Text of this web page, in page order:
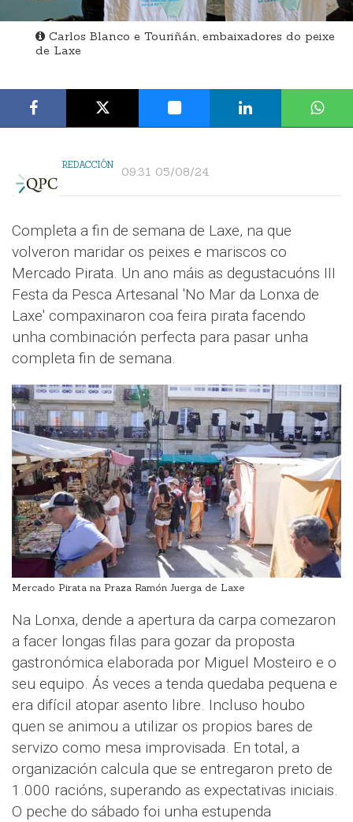
Carlos Blanco e Touriñán, embaixadores do peixe
de Laxe
REDACCIÓN 09:31 05/08/24
Completa a fin de semana de Laxe, na que
volveron maridar os peixes e mariscos co
Mercado Pirata. Un ano máis as degustacuóns III
Festa da Pesca Artesanal 'No Mar da Lonxa de
Laxe' compaxinaron coa feira pirata facendo
unha combinación perfecta para pasar unha
completa fin de semana.
Mercado Pirata na Praza Ramón Juerga de Laxe
Na Lonxa, dende a apertura da carpa comezaron
a facer longas filas para gozar da proposta
gastronómica elaborada por Miguel Mosteiro e o
seu equipo. Ás veces a tenda quedaba pequena e
era difícil atopar asento libre. Incluso houbo
quen se animou a utilizar os propios bares de
servizo como mesa improvisada. En total, a
organización calcula que se entregaron preto de
1.000 racións, superando as expectativas iniciais.
O peche do sábado foi unha estupenda